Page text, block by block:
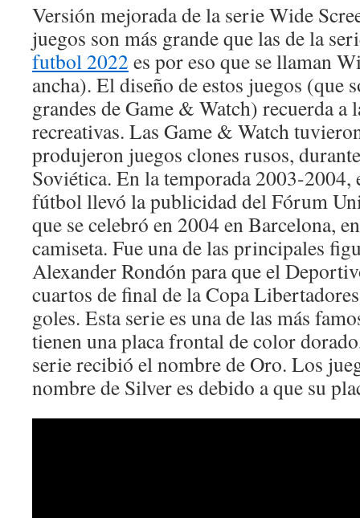
Versión mejorada de la serie Wide
juegos son más grande que las de la
futbol 2022 es por eso que se llaman
ancha). El diseño de estos juegos (que
grandes de Game & Watch) recuerda a
recreativas. Las Game & Watch
produjeron juegos clones rusos,
Soviética. En la temporada 2003-
fútbol llevó la publicidad del Fórum
que se celebró en 2004 en Barcelona,
camiseta. Fue una de las principales
Alexander Rondón para que el
cuartos de final de la Copa
goles. Esta serie es una de las más
tienen una placa frontal de color
serie recibió el nombre de Oro. Los
nombre de Silver es debido a que su